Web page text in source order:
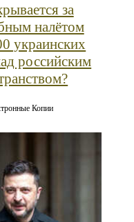
за
налётом
украинских
российским
Копии